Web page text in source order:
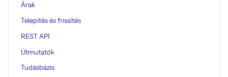
Árak
Telepítés és frissítés
REST API
Útmutatók
Tudásbázis